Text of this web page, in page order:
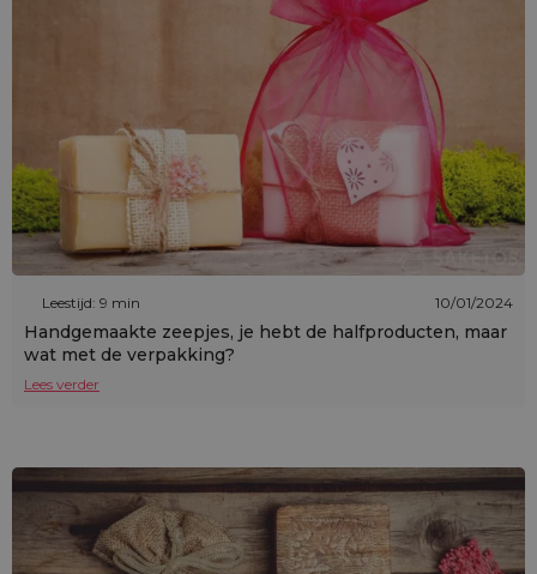
Leestijd: 9 min 10/01/2024
Handgemaakte zeepjes, je hebt de halfproducten, maar
wat met de verpakking?
Lees verder